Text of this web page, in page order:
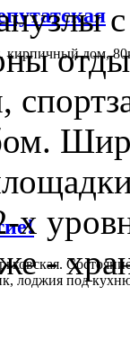
кирпичный дом,
лоджия под
-